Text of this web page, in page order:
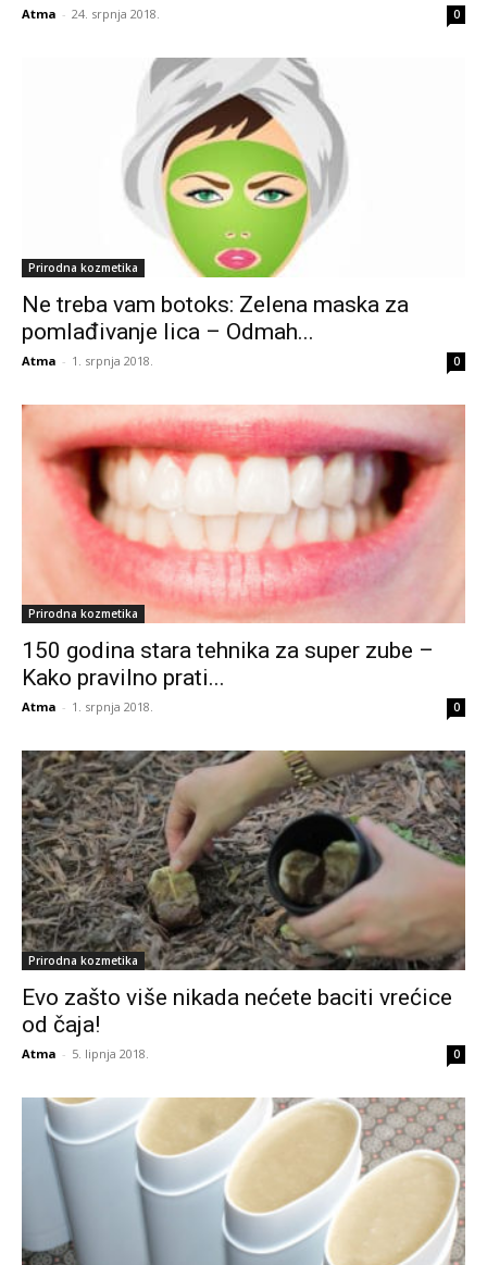
Atma - 24. srpnja 2018. 0
Prirodna kozmetika
Ne treba vam botoks: Zelena maska za
pomlađivanje lica – Odmah...
Atma - 1. srpnja 2018. 0
Prirodna kozmetika
150 godina stara tehnika za super zube –
Kako pravilno prati...
Atma - 1. srpnja 2018. 0
Prirodna kozmetika
Evo zašto više nikada nećete baciti vrećice
od čaja!
Atma - 5. lipnja 2018. 0